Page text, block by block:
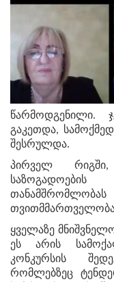
წარმოდგენილი.
გაკეთდა,
შესრულდა.
პირველ
ყველაზე
ეს არის
კონკურსის
რომლებზეც